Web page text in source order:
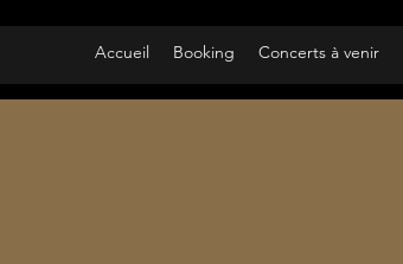
Accueil Booking Concerts à venir